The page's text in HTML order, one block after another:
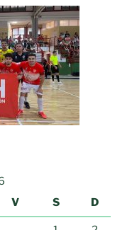
V S D